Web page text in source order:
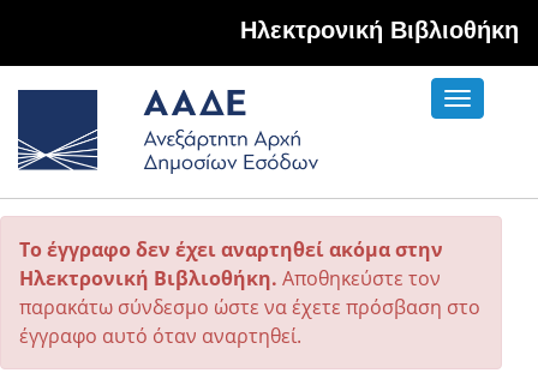
Hλεκτρονική Βιβλιοθήκη
Toggle
Το έγγραφο δεν έχει αναρτηθεί ακόμα στην
Ηλεκτρονική Βιβλιοθήκη. Αποθηκεύστε τον
παρακάτω σύνδεσμο ώστε να έχετε πρόσβαση στο
έγγραφο αυτό όταν αναρτηθεί.